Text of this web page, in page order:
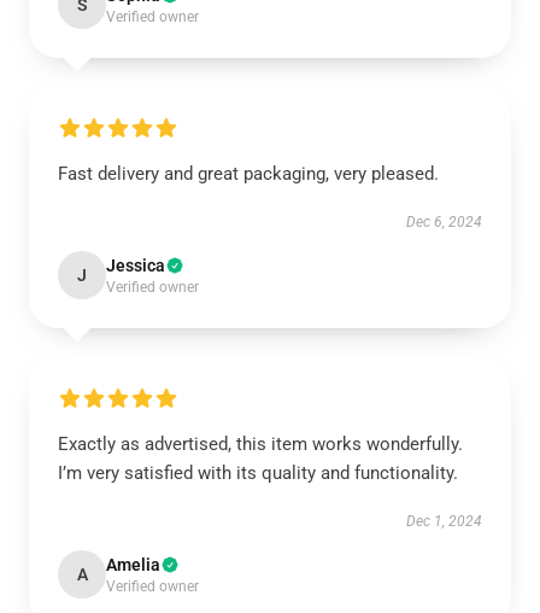
S
Verified owner
Fast delivery and great packaging, very pleased.
Dec 6, 2024
J Jessica
Verified owner
Exactly as advertised, this item works wonderfully.
I’m very satisfied with its quality and functionality.
Dec 1, 2024
A Amelia
Verified owner